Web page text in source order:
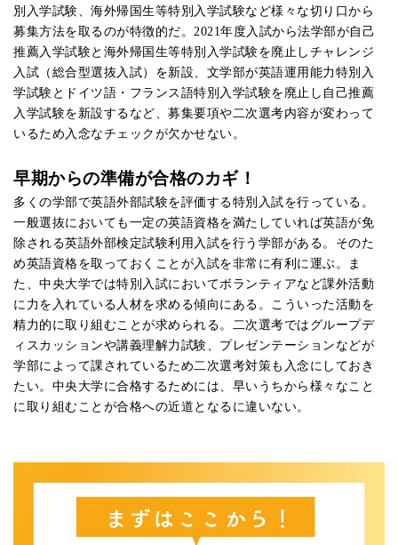
別入学試験、海外帰国生等特別入学試験など様々な切り口から
募集方法を取るのが特徴的だ。2021年度入試から法学部が自己
推薦入学試験と海外帰国生等特別入学試験を廃止しチャレンジ
入試（総合型選抜入試）を新設、文学部が英語運用能力特別入
学試験とドイツ語・フランス語特別入学試験を廃止し自己推薦
入学試験を新設するなど、 募集要項や二次選考内容が変わって
いるため入念なチェックが欠かせない。
早期からの準備が合格のカギ！
多くの学部で英語外部試験を評価する特別入試を行っている。
一般選抜においても一定の英語資格を満たしていれば英語が免
除される英語外部検定試験利用入試を行う学部がある。そのた
め英語資格を取っておくことが入試を非常に有利に運ぶ。ま
た、中央大学では特別入試においてボランティアなど課外活動
に力を入れている人材を求める傾向にある。こういった活動を
精力的に取り組むことが求められる。二次選考ではグループデ
ィスカッションや講義理解力試験、プレゼンテーションなどが
学部によって課されているため二次選考対策も入念にしておき
たい。中央大学に合格するためには、早いうちから様々なこと
に取り組むことが合格への近道となるに違いない。